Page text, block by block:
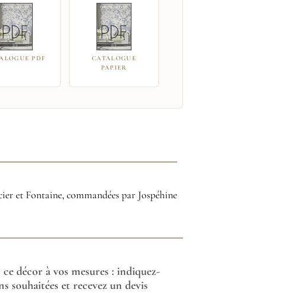
PDF
CATALOGUE
PAPIER
et Fontaine, commandées par Jospéhine
décor à vos mesures : indiquez-
souhaitées et recevez un devis